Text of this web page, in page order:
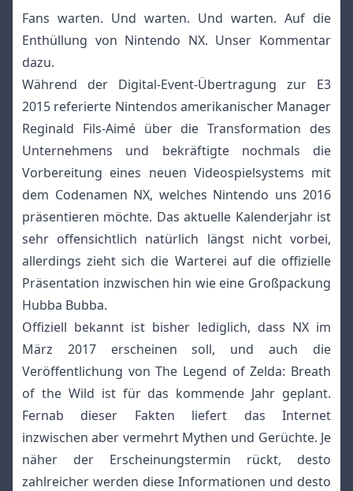
Fans warten. Und warten. Und warten. Auf die
Enthüllung von Nintendo NX. Unser Kommentar
dazu.
Während der Digital-Event-Übertragung zur E3
2015 referierte Nintendos amerikanischer Manager
Reginald Fils-Aimé über die Transformation des
Unternehmens und bekräftigte nochmals die
Vorbereitung eines neuen Videospielsystems mit
dem Codenamen NX, welches Nintendo uns 2016
präsentieren möchte. Das aktuelle Kalenderjahr ist
sehr offensichtlich natürlich längst nicht vorbei,
allerdings zieht sich die Warterei auf die offizielle
Präsentation inzwischen hin wie eine Großpackung
Hubba Bubba.
Offiziell bekannt ist bisher lediglich, dass NX im
März 2017 erscheinen soll, und auch die
Veröffentlichung von The Legend of Zelda: Breath
of the Wild ist für das kommende Jahr geplant.
Fernab dieser Fakten liefert das Internet
inzwischen aber vermehrt Mythen und Gerüchte. Je
näher der Erscheinungstermin rückt, desto
zahlreicher werden diese Informationen und desto